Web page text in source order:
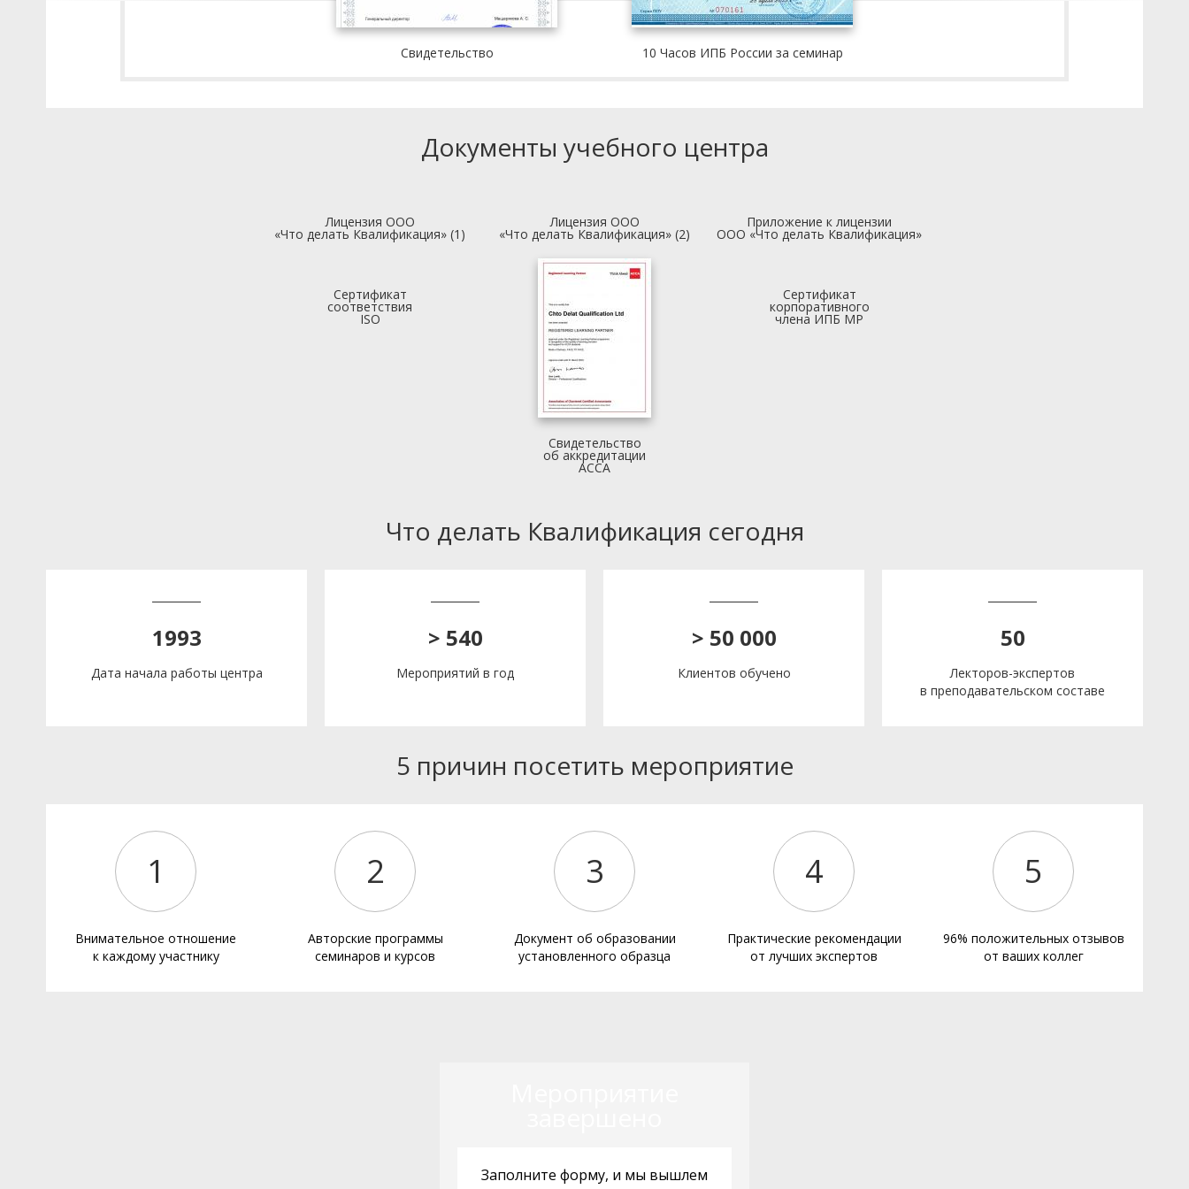
Свидетельство 10 Часов ИПБ России за семинар
Документы учебного центра
Лицензия ООО
«Что делать Квалификация» (1)
Лицензия ООО
«Что делать Квалификация» (2)
Приложение к лицензии
ООО «Что делать Квалификация»
Сертификат
соответствия
ISO
Свидетельство
об аккредитации
АССА
Сертификат
корпоративного
члена ИПБ МР
Что делать Квалификация сегодня
1993
Дата начала работы центра
> 540
Мероприятий в год
> 50 000
Клиентов обучено
50
Лекторов-экспертов
в преподавательском составе
5 причин посетить мероприятие
1
Внимательное отношение
к каждому участнику
2
Авторские программы
семинаров и курсов
3
Документ об образовании
установленного образца
4
Практические рекомендации
от лучших экспертов
5
96% положительных отзывов
от ваших коллег
Заполните форму, и мы вышлем